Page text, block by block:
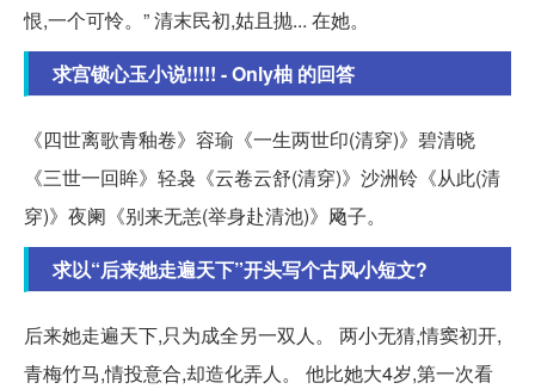
恨,一个可怜。” 清末民初,姑且抛... 在她。
求宫锁心玉小说!!!!! - Only柚 的回答
《四世离歌青釉卷》容瑜《一生两世印(清穿)》碧清晓
《三世一回眸》轻袅《云卷云舒(清穿)》沙洲铃《从此(清
穿)》夜阑《别来无恙(举身赴清池)》飏子。
求以“后来她走遍天下”开头写个古风小短文?
后来她走遍天下,只为成全另一双人。 两小无猜,情窦初开,
青梅竹马,情投意合,却造化弄人。 他比她大4岁,第一次看